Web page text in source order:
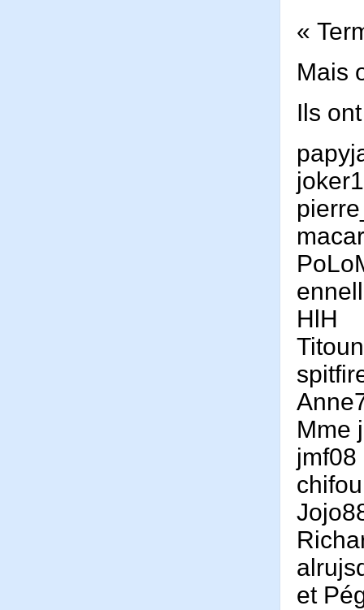
«
Mais
Ils
HlH
Mme
jmf08
et